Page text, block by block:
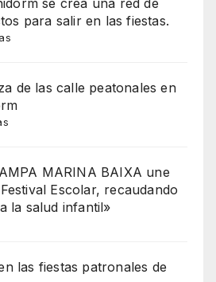
para salir en las fiestas.
de las calle peatonales en
MARINA BAIXA une
Escolar, recaudando
la salud infantil»
las fiestas patronales de